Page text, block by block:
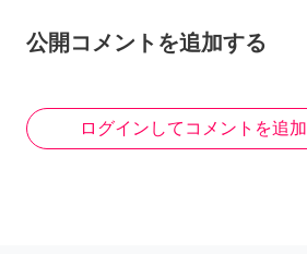
公開コメントを追加する
ログインしてコメントを追加